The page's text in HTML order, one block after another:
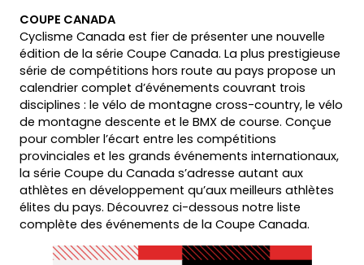
COUPE CANADA
Cyclisme Canada est fier de présenter une nouvelle
édition de la série Coupe Canada. La plus prestigieuse
série de compétitions hors route au pays propose un
calendrier complet d’événements couvrant trois
disciplines : le vélo de montagne cross-country, le vélo
de montagne descente et le BMX de course. Conçue
pour combler l’écart entre les compétitions
provinciales et les grands événements internationaux,
la série Coupe du Canada s’adresse autant aux
athlètes en développement qu’aux meilleurs athlètes
élites du pays. Découvrez ci-dessous notre liste
complète des événements de la Coupe Canada.